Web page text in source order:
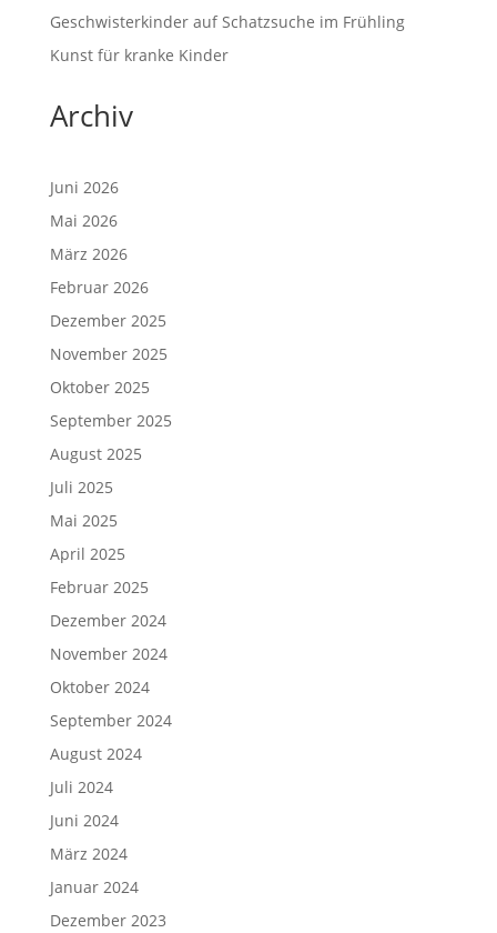
Geschwisterkinder auf Schatzsuche im Frühling
Kunst für kranke Kinder
Archiv
Juni 2026
Mai 2026
März 2026
Februar 2026
Dezember 2025
November 2025
Oktober 2025
September 2025
August 2025
Juli 2025
Mai 2025
April 2025
Februar 2025
Dezember 2024
November 2024
Oktober 2024
September 2024
August 2024
Juli 2024
Juni 2024
März 2024
Januar 2024
Dezember 2023